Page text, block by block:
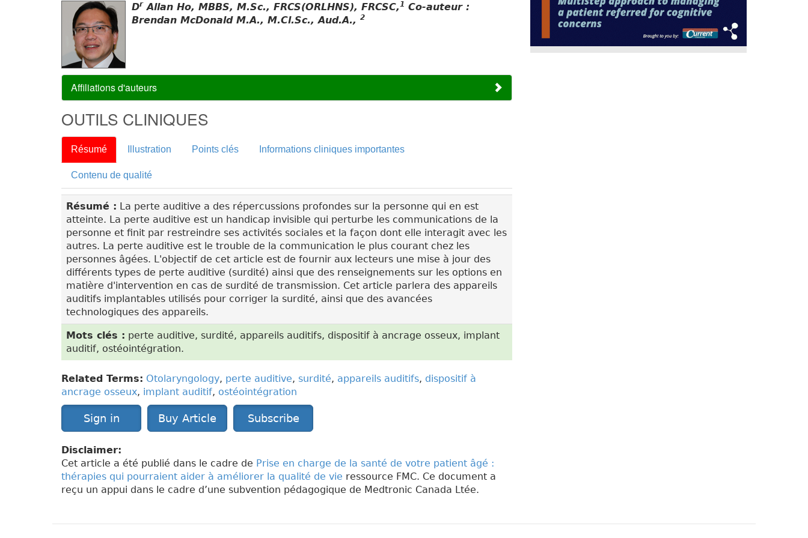
Dr Allan Ho, MBBS, M.Sc., FRCS(ORLHNS), FRCSC,1 Co-auteur :
Brendan McDonald M.A., M.Cl.Sc., Aud.A., 2
Affiliations d'auteurs
OUTILS CLINIQUES
Résumé Illustration Points clés Informations cliniques importantes
Contenu de qualité
Résumé : La perte auditive a des répercussions profondes sur la personne qui en est
atteinte. La perte auditive est un handicap invisible qui perturbe les communications de la
personne et finit par restreindre ses activités sociales et la façon dont elle interagit avec les
autres. La perte auditive est le trouble de la communication le plus courant chez les
personnes âgées. L'objectif de cet article est de fournir aux lecteurs une mise à jour des
différents types de perte auditive (surdité) ainsi que des renseignements sur les options en
matière d'intervention en cas de surdité de transmission. Cet article parlera des appareils
auditifs implantables utilisés pour corriger la surdité, ainsi que des avancées
technologiques des appareils.
Mots clés : perte auditive, surdité, appareils auditifs, dispositif à ancrage osseux, implant
auditif, ostéointégration.
Related Terms: Otolaryngology, perte auditive, surdité, appareils auditifs, dispositif à
ancrage osseux, implant auditif, ostéointégration
Sign in Buy Article Subscribe
Disclaimer:
Cet article a été publié dans le cadre de Prise en charge de la santé de votre patient âgé :
thérapies qui pourraient aider à améliorer la qualité de vie ressource FMC. Ce document a
reçu un appui dans le cadre d’une subvention pédagogique de Medtronic Canada Ltée.